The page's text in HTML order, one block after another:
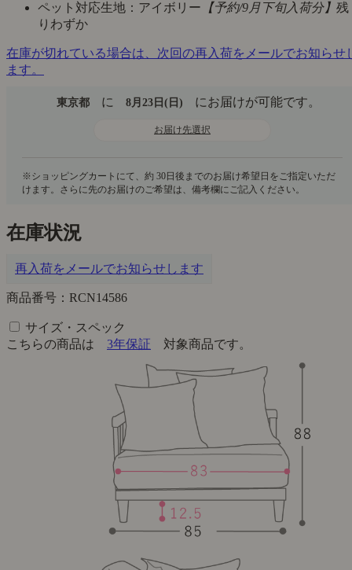
ペット対応生地：アイボリー 【予約/9月下旬入荷分】 残
りわずか
在庫が切れている場合は、次回の再入荷をメールでお知らせ
ます。
東京都 に 8月23日(日) にお届けが可能です。
お届け先選択
在庫状況
再入荷をメールでお知らせします
商品番号：RCN14586
サイズ・スペック
こちらの商品は 3年保証 対象商品です。